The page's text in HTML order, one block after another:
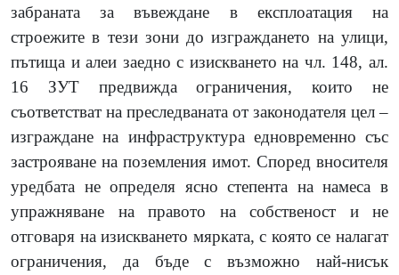
забраната за въвеждане в експлоатация на
строежите в тези зони до изграждането на улици,
пътища и алеи заедно с изискването на чл. 148, ал.
16 ЗУТ предвижда ограничения, които не
съответстват на преследваната от законодателя цел –
изграждане на инфраструктура едновременно със
застрояване на поземления имот. Според вносителя
уредбата не определя ясно степента на намеса в
упражняване на правото на собственост и не
отговаря на изискването мярката, с която се налагат
ограничения, да бъде с възможно най-нисък